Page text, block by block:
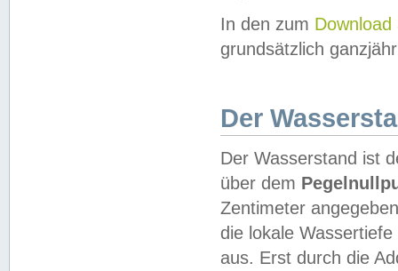
In den zum Download
grundsätzlich
Der
Der Wasserstand ist
über dem
Zentimeter
die lokale
aus. Erst durch die